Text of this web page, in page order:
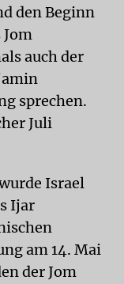
den Beginn
auch der
sprechen.
Juli
Israel
Ijar
am 14. Mai
der Jom